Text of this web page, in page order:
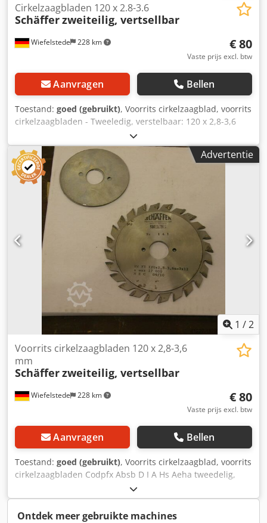
Wiefelstede 228 km
Cirkelzaagbladen 120 x 2.8-3.6
Schäfferzweiteilig, vertsellbar
€ 80
Vaste prijs excl. btw
Aanvragen Bellen
Toestand: goed (gebruikt), Voorrits cirkelzaagblad, voorrits
cirkelzaagbladen - Tweeledig, verstelbaar: 120 x 2,8-3,6
mm - Voor het voorritsen van plaatmaterialen, laminaten,
... - Met hardmetaal bezet Cjdpfxsb D I Ats Ab Asha -
Gewicht: 0,3 kg
Advertentie
1 /2
Wiefelstede 228 km
Voorrits cirkelzaagbladen 120 x 2,8-3,6
mm
Schäfferzweiteilig, vertsellbar
€ 80
Vaste prijs excl. btw
Aanvragen Bellen
Toestand: goed (gebruikt), Voorrits cirkelzaagblad, voorrits
cirkelzaagbladen Codpfx Absb D I A Hs Aeha tweedelig,
verstelbaar: 120 x 2,8-3,6 mm voor het voorritsen van
plaatmaterialen, laminaat, ... voorzien van hardmetalen
tanden gewicht: 0,3 kg
Ontdek meer gebruikte machines